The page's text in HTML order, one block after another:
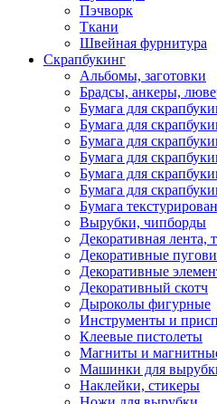
Пэчворк
Ткани
Швейная фурнитура
Скрапбукинг
Альбомы, заготовки
Брадсы, анкеры,
Бумага для
Бумага для
Бумага для
Бумага для
Бумага для
Бумага для
Бумага
Вырубки, чипборды
Декоративная лента,
Декоративные
Декоративные
Декоративный скотч
Дыроколы фигурные
Инструменты и
Клеевые пистолеты
Магниты и
Машинки для
Наклейки, стикеры